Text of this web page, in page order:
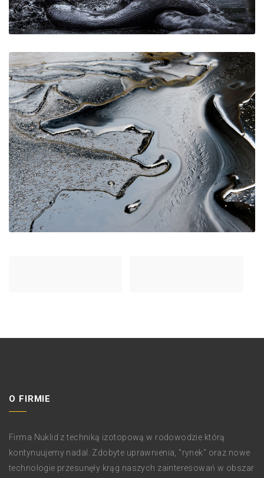
O FIRMIE
Firma Nuklid z techniką izotopową w rodowodzie którą
kontynuujemy nadal. Zdobyte uprawnienia, "rynek" oraz nowe
technologie przesunęły krąg naszych zainteresowań w obszar